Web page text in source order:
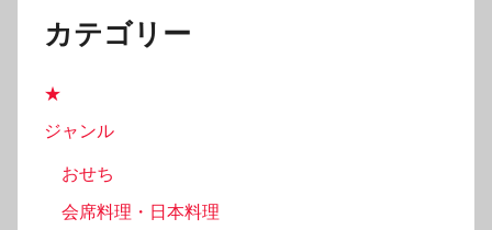
カテゴリー
★
ジャンル
おせち
会席料理・日本料理